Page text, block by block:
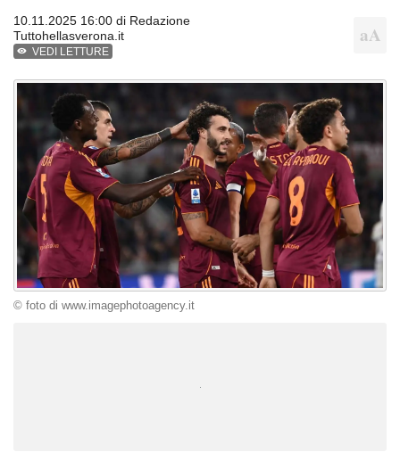
10.11.2025 16:00 di Redazione
Tuttohellasverona.it
VEDI LETTURE
© foto di www.imagephotoagency.it